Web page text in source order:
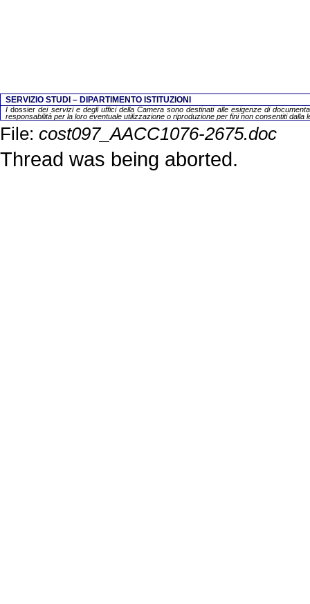
SERVIZIO STUDI – DIPARTIMENTO ISTITUZIONI
Idossier dei servizi e degli uffici della Camera sono destinati alle esigenze di
responsabilità per la loro eventuale utilizzazione o riproduzione per fini non consentiti dalla
File: cost097_AACC1076-2675.doc
Thread was being aborted.